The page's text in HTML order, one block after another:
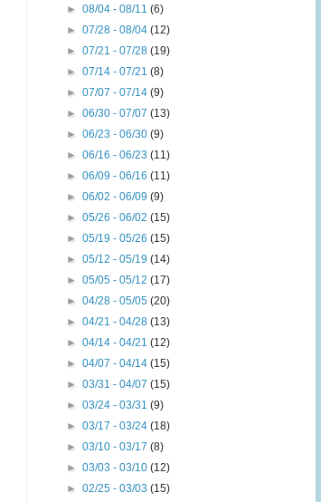
►08/04 - 08/11(6)
►07/28 - 08/04(12)
►07/21 - 07/28(19)
►07/14 - 07/21(8)
►07/07 - 07/14(9)
►06/30 - 07/07(13)
►06/23 - 06/30(9)
►06/16 - 06/23(11)
►06/09 - 06/16(11)
►06/02 - 06/09(9)
►05/26 - 06/02(15)
►05/19 - 05/26(15)
►05/12 - 05/19(14)
►05/05 - 05/12(17)
►04/28 - 05/05(20)
►04/21 - 04/28(13)
►04/14 - 04/21(12)
►04/07 - 04/14(15)
►03/31 - 04/07(15)
►03/24 - 03/31(9)
►03/17 - 03/24(18)
►03/10 - 03/17(8)
►03/03 - 03/10(12)
►02/25 - 03/03(15)